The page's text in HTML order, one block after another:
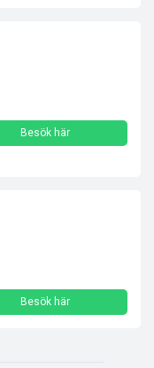
Besök här
Besök här